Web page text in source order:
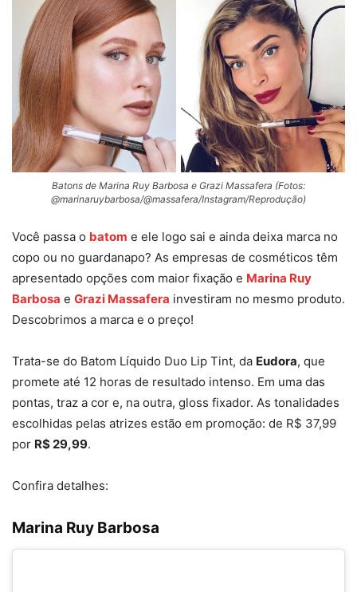
Batons de Marina Ruy Barbosa e Grazi Massafera (Fotos:
@marinaruybarbosa/@massafera/Instagram/Reprodução)
Você passa o batom e ele logo sai e ainda deixa marca no
copo ou no guardanapo? As empresas de cosméticos têm
apresentado opções com maior fixação e Marina Ruy
Barbosa e Grazi Massafera investiram no mesmo produto.
Descobrimos a marca e o preço!
Trata-se do Batom Líquido Duo Lip Tint, da Eudora, que
promete até 12 horas de resultado intenso. Em uma das
pontas, traz a cor e, na outra, gloss fixador. As tonalidades
escolhidas pelas atrizes estão em promoção: de R$ 37,99
por R$ 29,99.
Confira detalhes:
Marina Ruy Barbosa